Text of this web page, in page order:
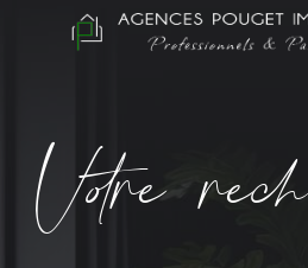
Vore rec